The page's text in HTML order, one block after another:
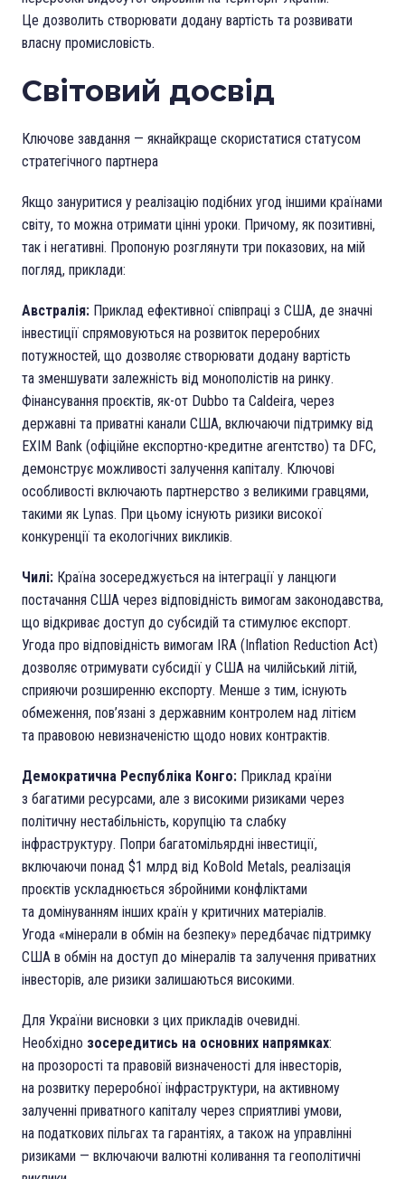
Це дозволить створювати додану вартість та розвивати
власну промисловість.
Світовий досвід
Ключове завдання — якнайкраще скористатися статусом
стратегічного партнера
Якщо зануритися у реалізацію подібних угод іншими країнами
світу, то можна отримати цінні уроки. Причому, як позитивні,
так і негативні. Пропоную розглянути три показових, на мій
погляд, приклади:
Австралія: Приклад ефективної співпраці з США, де значні
інвестиції спрямовуються на розвиток переробних
потужностей, що дозволяє створювати додану вартість
та зменшувати залежність від монополістів на ринку.
Фінансування проєктів, як-от Dubbo та Caldeira, через
державні та приватні канали США, включаючи підтримку від
EXIM Bank (офіційне експортно-кредитне агентство) та DFC,
демонструє можливості залучення капіталу. Ключові
особливості включають партнерство з великими гравцями,
такими як Lynas. При цьому існують ризики високої
конкуренції та екологічних викликів.
Чилі: Країна зосереджується на інтеграції у ланцюги
постачання США через відповідність вимогам законодавства,
що відкриває доступ до субсидій та стимулює експорт.
Угода про відповідність вимогам IRA (Inflation Reduction Act)
дозволяє отримувати субсидії у США на чилійський літій,
сприяючи розширенню експорту. Менше з тим, існують
обмеження, пов’язані з державним контролем над літієм
та правовою невизначеністю щодо нових контрактів.
Демократична Республіка Конго: Приклад країни
з багатими ресурсами, але з високими ризиками через
політичну нестабільність, корупцію та слабку
інфраструктуру. Попри багатомільярдні інвестиції,
включаючи понад $1 млрд від KoBold Metals, реалізація
проєктів ускладнюється збройними конфліктами
та домінуванням інших країн у критичних матеріалів.
Угода «мінерали в обмін на безпеку» передбачає підтримку
США в обмін на доступ до мінералів та залучення приватних
інвесторів, але ризики залишаються високими.
Для України висновки з цих прикладів очевидні.
Необхідно зосередитись на основних напрямках:
на прозорості та правовій визначеності для інвесторів,
на розвитку переробної інфраструктури, на активному
залученні приватного капіталу через сприятливі умови,
на податкових пільгах та гарантіях, а також на управлінні
ризиками — включаючи валютні коливання та геополітичні